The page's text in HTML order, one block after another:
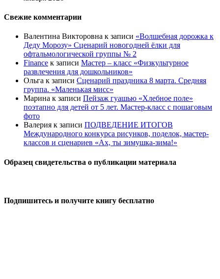
Свежие комментарии
Валентина Викторовна к записи «Волшебная дорожка к
Деду Морозу» Сценарий новогодней ёлки для
офтальмологической группы № 2
Finance к записи Мастер – класс «Физкультурное
развлечения для дошкольников»
Ольга к записи Сценарий праздника 8 марта. Средняя
группа. «Маленькая мисс»
Марина к записи Пейзаж гуашью «Хлебное поле»
поэтапно для детей от 5 лет. Мастер-класс с пошаговым
фото
Валерия к записи ПОДВЕДЕНИЕ ИТОГОВ
Международного конкурса рисунков, поделок, мастер-
классов и сценариев «Ах, ты зимушка-зима!»
Образец свидетельства о публикации материала
Подпишитесь и получите книгу бесплатно